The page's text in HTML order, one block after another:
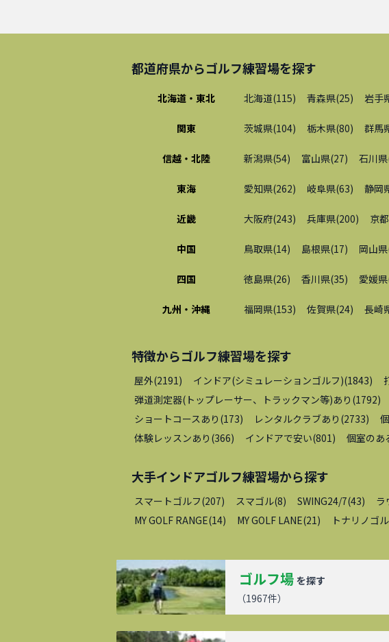
都道府県からゴルフ練習場を探す
北海道・東北 北海道(115) 青森県(25) 岩手
関東 茨城県(104) 栃木県(80) 群馬
信越・北陸 新潟県(54) 富山県(27) 石川県
東海 愛知県(262) 岐阜県(63) 静岡
近畿 大阪府(243) 兵庫県(200) 京
中国 鳥取県(14) 島根県(17) 岡山県
四国 徳島県(26) 香川県(35) 愛媛県
九州・沖縄 福岡県(153) 佐賀県(24) 長崎
特徴からゴルフ練習場を探す
屋外(2191) インドア(シミュレーションゴルフ)(1843)
弾道測定器(トップレーサー、トラックマン等)あり (1792)
ショートコースあり (173) レンタルクラブあり (2733)
体験レッスンあり (366) インドアで安い(801) 個室のあ
大手インドアゴルフ練習場から探す
スマートゴルフ(207) スマゴル(8) SWING24/7(43) ラ
MY GOLF RANGE(14) MY GOLF LANE(21) トナリノゴ
ゴルフ場 を探す
（1967件）